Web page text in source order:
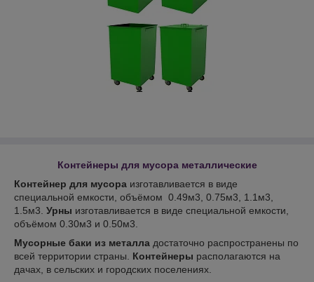
Контейнеры для мусора металлические
Контейнер для мусора изготавливается в виде
специальной емкости, объёмом 0.49м3 , 0.75м3 , 1.1м3
1.5м3 Урны изготавливается в виде специальной емкости,
объёмом 0.30м3 и 0.50м3
Мусорные баки из металла достаточно распространены по
всей территории страны. Контейнеры располагаются на
дачах, в сельских и городских поселениях.